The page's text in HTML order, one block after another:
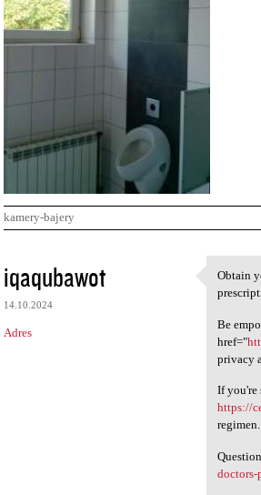
kamery-bajery
K
o
m
e
iqaqubawot
14.10.2024
Adres
Obtain
Be
href="
privacy
If you're
https://
regimen.
doctors-